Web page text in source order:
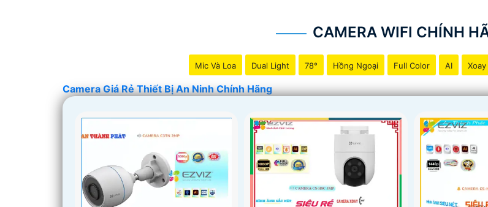
CAMERA WIFI CHÍNH
Mic Và Loa Dual Light 78° Hồng Ngoại Full Color AI
Camera Giá Rẻ Thiết Bị An Ninh Chính Hãng